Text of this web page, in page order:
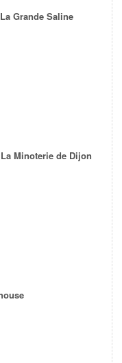
Grande Saline
Minoterie de Dijon